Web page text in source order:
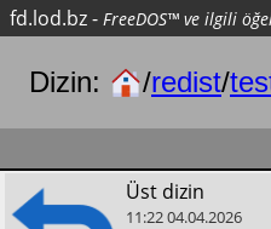
fd.lod.bz- FreeDOS™ ve ilgili
Dizin: /redist/
​Üst dizin
11:2204.04.2026